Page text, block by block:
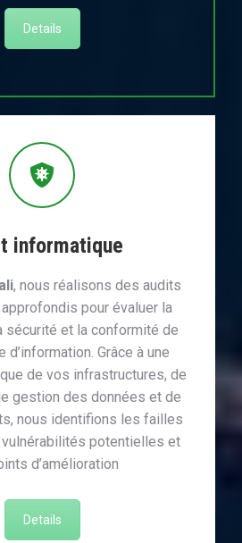
Details
informatique
, nous réalisons des audits
pour évaluer la
sécurité et la conformité de
Grâce à une
de vos infrastructures, de
gestion des données et de
nous identifions les failles
potentielles et
d’amélioration
Details